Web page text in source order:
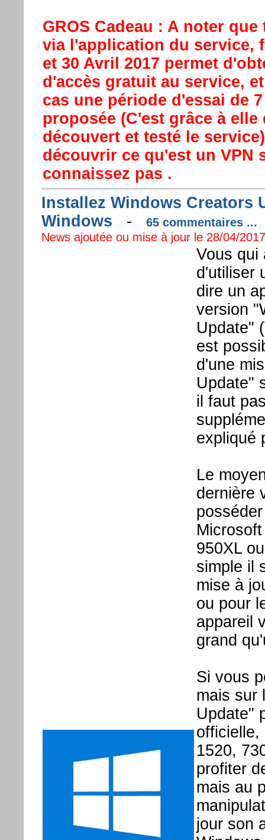
GROS Cadeau : A noter
via l'application du service,
et 30 Avril 2017 permet
d'accès gratuit au service,
cas une période d'essai de
proposée (C'est grâce à
découvert et testé le
découvrir ce qu'est un VPN
connaissez pas .
Installez Windows Creators
Windows -
65 commentaires ...
News ajoutée ou mise à jour le 28/04/
Vous qui
d'utiliser
dire un
version
Update"
est
d'une
Update"
il faut
expliqué
Le
dernière
950XL
simple il
mise à
ou pour
appareil
grand
Si vous
mais sur
Update"
officielle,
1520,
profiter
mais au
jour son